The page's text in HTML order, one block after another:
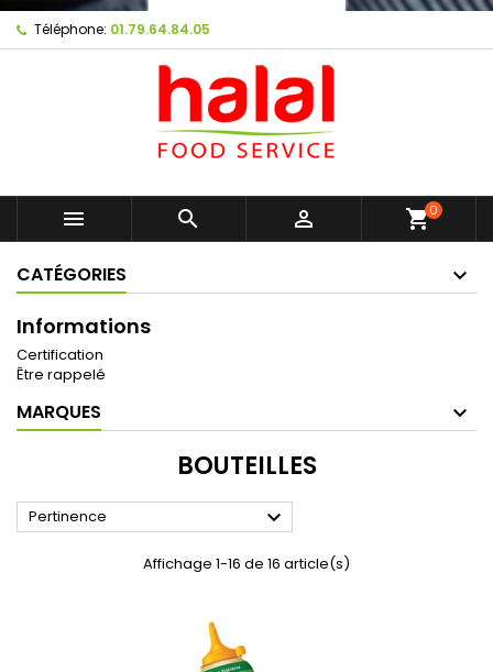
Téléphone: 01.79.64.84.05
   shopping_cart0
CATÉGORIES
Informations
Certification
Être rappelé
MARQUES
BOUTEILLES
Pertinence 
Affichage 1-16 de 16 article(s)